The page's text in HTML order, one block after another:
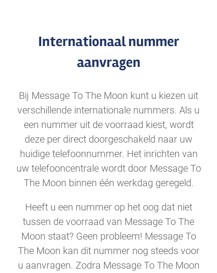
Internationaal nummer
aanvragen
Bij Message To The Moon kunt u kiezen uit
verschillende internationale nummers. Als u
een nummer uit de voorraad kiest, wordt
deze per direct doorgeschakeld naar uw
huidige telefoonnummer. Het inrichten van
uw telefooncentrale wordt door Message To
The Moon binnen één werkdag geregeld.
Heeft u een nummer op het oog dat niet
tussen de voorraad van Message To The
Moon staat? Geen probleem! Message To
The Moon kan dit nummer nog steeds voor
u aanvragen. Zodra Message To The Moon